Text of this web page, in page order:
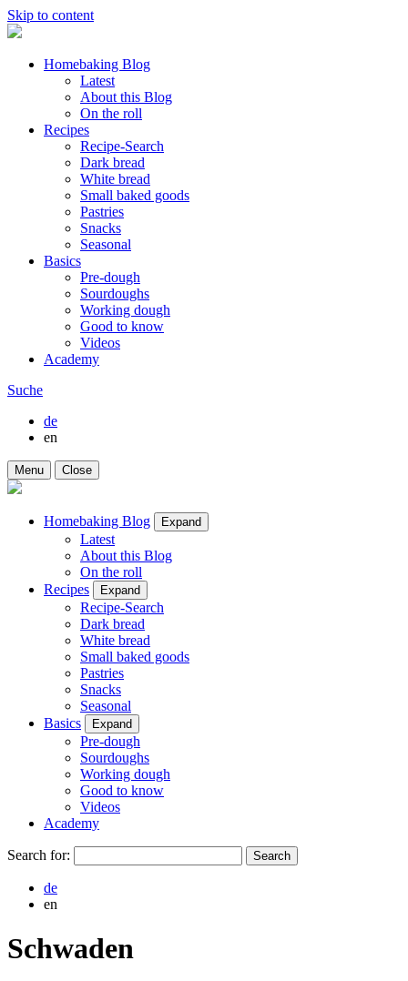
Skip to content
Homebaking Blog
Latest
About this Blog
On the roll
Recipes
Recipe-Search
Dark bread
White bread
Small baked goods
Pastries
Snacks
Seasonal
Basics
Pre-dough
Sourdoughs
Working dough
Good to know
Videos
Academy
Suche
de
en
Menu Close
Homebaking Blog Expand
Latest
About this Blog
On the roll
Recipes
Expand
Recipe-Search
Dark bread
White bread
Small baked goods
Pastries
Snacks
Seasonal
Basics
Expand
Pre-dough
Sourdoughs
Working dough
Good to know
Videos
Academy
Search for:
de
en
Schwaden